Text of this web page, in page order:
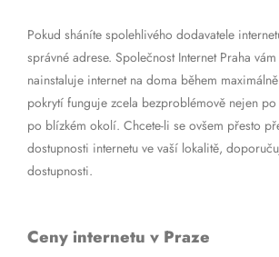
Pokud sháníte spolehlivého dodavatele
správné adrese. Společnost Internet Praha
nainstaluje internet na doma během
pokrytí funguje zcela bezproblémově nejen
po blízkém okolí. Chcete-li se ovšem přesto
dostupnosti internetu ve vaší lokalitě,
dostupnosti.
Ceny internetu v Praze